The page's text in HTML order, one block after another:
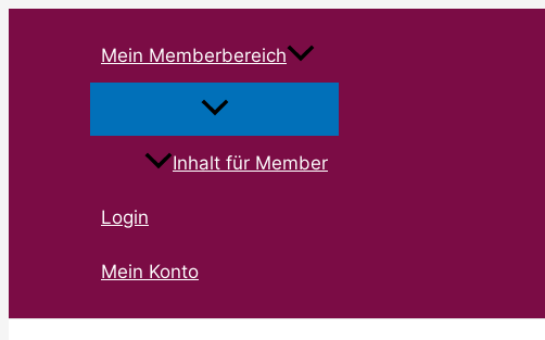
Mein Memberbereich
Inhalt für Member
Login
Mein Konto